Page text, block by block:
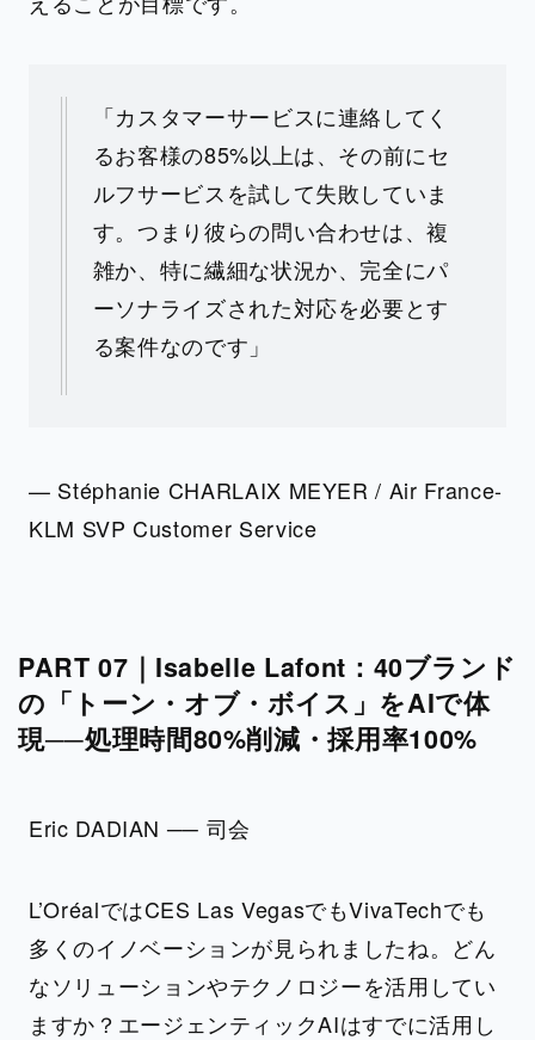
「カスタマーサービスに連絡してく
るお客様の85%以上は、その前にセ
ルフサービスを試して失敗していま
す。つまり彼らの問い合わせは、複
雑か、特に繊細な状況か、完全にパ
ーソナライズされた対応を必要とす
る案件なのです」
— Stéphanie CHARLAIX MEYER / Air France-
KLM SVP Customer Service
PART 07｜Isabelle Lafont：40ブランド
の「トーン・オブ・ボイス」をAIで体
現──処理時間80%削減・採用率100%
Eric DADIAN ── 司会
L’OréalではCES Las VegasでもVivaTechでも
多くのイノベーションが見られましたね。どん
なソリューションやテクノロジーを活用してい
ますか？エージェンティックAIはすでに活用し